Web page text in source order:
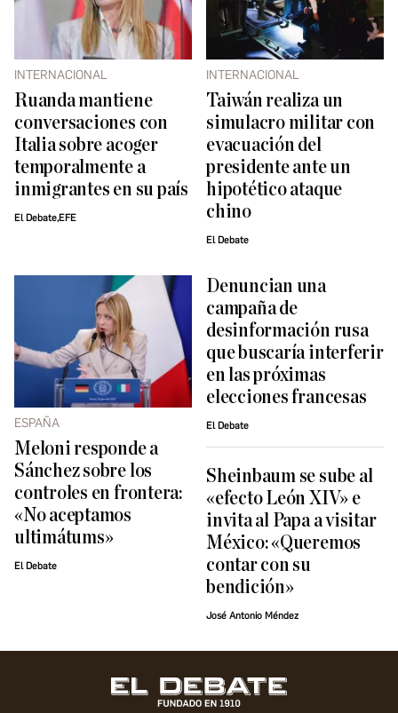
INTERNACIONAL
Ruanda mantiene
conversaciones con
Italia sobre acoger
temporalmente a
inmigrantes en su país
El Debate,EFE
INTERNACIONAL
Taiwán realiza un
simulacro militar con
evacuación del
presidente ante un
hipotético ataque
chino
El Debate
ESPAÑA
Meloni responde a
Sánchez sobre los
controles en frontera:
«No aceptamos
ultimátums»
El Debate
Denuncian una
campaña de
desinformación rusa
que buscaría interferir
en las próximas
elecciones francesas
El Debate
Sheinbaum se sube al
«efecto León XIV» e
invita al Papa a visitar
México: «Queremos
contar con su
bendición»
José Antonio Méndez